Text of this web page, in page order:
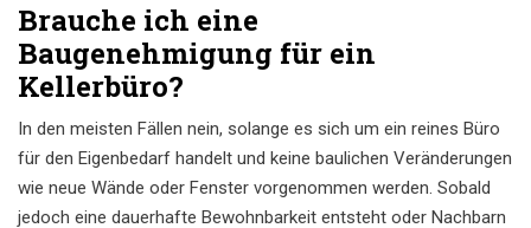
Brauche ich eine
Baugenehmigung für ein
Kellerbüro?
In den meisten Fällen nein, solange es sich um ein reines Büro
für den Eigenbedarf handelt und keine baulichen Veränderungen
wie neue Wände oder Fenster vorgenommen werden. Sobald
jedoch eine dauerhafte Bewohnbarkeit entsteht oder Nachbarn